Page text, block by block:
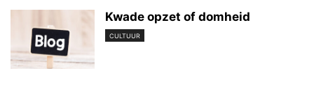
Kwade opzet of domheid
CULTUUR